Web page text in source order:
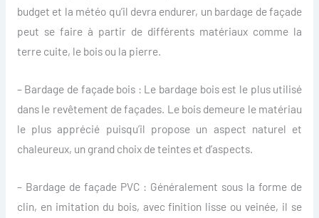
budget et la météo qu’il devra endurer, un bardage de façade
peut se faire à partir de différents matériaux comme la
terre cuite, le bois ou la pierre.
– Bardage de façade bois : Le bardage bois est le plus utilisé
dans le revêtement de façades. Le bois demeure le matériau
le plus apprécié puisqu’il propose un aspect naturel et
chaleureux, un grand choix de teintes et d’aspects.
– Bardage de façade PVC : Généralement sous la forme de
clin, en imitation du bois, avec finition lisse ou veinée, il se